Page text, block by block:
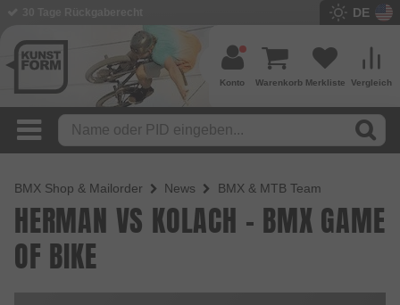
DE
Vergleich
Merkliste
Warenkorb
Konto
BMX Shop & Mailorder News BMX & MTB Team
HERMAN VS KOLACH - BMX GAME
OF BIKE